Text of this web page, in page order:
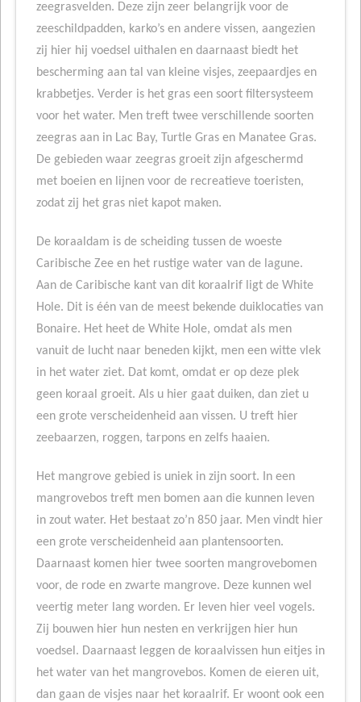
zeegrasvelden. Deze zijn zeer belangrijk voor de
zeeschildpadden, karko’s en andere vissen, aangezien
zij hier hij voedsel uithalen en daarnaast biedt het
bescherming aan tal van kleine visjes, zeepaardjes en
krabbetjes. Verder is het gras een soort filtersysteem
voor het water. Men treft twee verschillende soorten
zeegras aan in Lac Bay, Turtle Gras en Manatee Gras.
De gebieden waar zeegras groeit zijn afgeschermd
met boeien en lijnen voor de recreatieve toeristen,
zodat zij het gras niet kapot maken.
De koraaldam is de scheiding tussen de woeste
Caribische Zee en het rustige water van de lagune.
Aan de Caribische kant van dit koraalrif ligt de White
Hole. Dit is één van de meest bekende duiklocaties van
Bonaire. Het heet de White Hole, omdat als men
vanuit de lucht naar beneden kijkt, men een witte vlek
in het water ziet. Dat komt, omdat er op deze plek
geen koraal groeit. Als u hier gaat duiken, dan ziet u
een grote verscheidenheid aan vissen. U treft hier
zeebaarzen, roggen, tarpons en zelfs haaien.
Het mangrove gebied is uniek in zijn soort. In een
mangrovebos treft men bomen aan die kunnen leven
in zout water. Het bestaat zo’n 850 jaar. Men vindt hier
een grote verscheidenheid aan plantensoorten.
Daarnaast komen hier twee soorten mangrovebomen
voor, de rode en zwarte mangrove. Deze kunnen wel
veertig meter lang worden. Er leven hier veel vogels.
Zij bouwen hier hun nesten en verkrijgen hier hun
voedsel. Daarnaast leggen de koraalvissen hun eitjes in
het water van het mangrovebos. Komen de eieren uit,
dan gaan de visjes naar het koraalrif. Er woont ook een